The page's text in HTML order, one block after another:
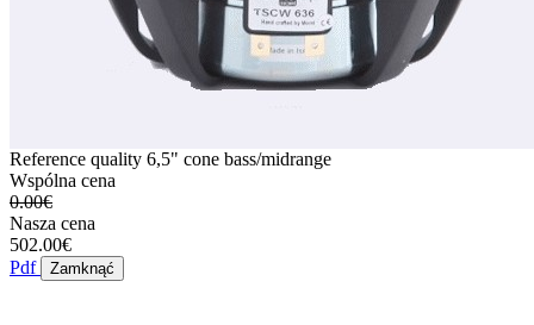
Reference quality 6,5" cone bass/midrange
Wspólna cena
0.00€
Nasza cena
502.00€
Pdf
Zamknąć